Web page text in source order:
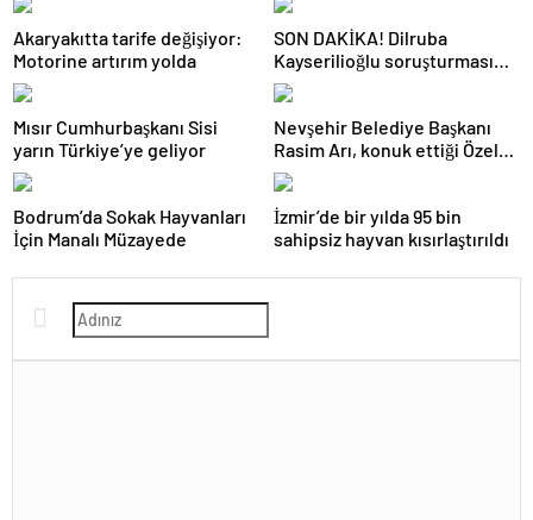
Akaryakıtta tarife değişiyor:
Motorine artırım yolda
SON DAKİKA! Dilruba
Kayserilioğlu soruşturması
tamamlandı
Mısır Cumhurbaşkanı Sisi
yarın Türkiye’ye geliyor
Nevşehir Belediye Başkanı
Rasim Arı, konuk ettiği Özel
Simya Koleji öğrencilerinin
Nevşehir ve belediyecilik
hakkında sorularını
yanıtlandırdı.
Bodrum’da Sokak Hayvanları
İçin Manalı Müzayede
İzmir’de bir yılda 95 bin
sahipsiz hayvan kısırlaştırıldı